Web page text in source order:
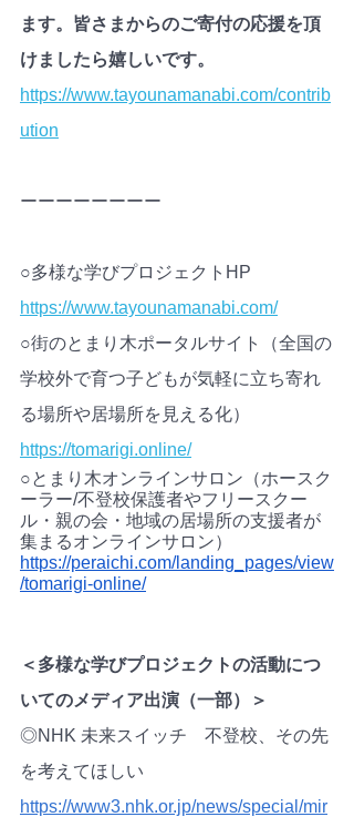
ます。皆さまからのご寄付の応援を頂
けましたら嬉しいです。
https://www.tayounamanabi.com/contrib
ution
ーーーーーーーー
○多様な学びプロジェクトHP
https://www.tayounamanabi.com/
○街のとまり木ポータルサイト（全国の
学校外で育つ子どもが気軽に立ち寄れ
る場所や居場所を見える化）
https://tomarigi.online/
○とまり木オンラインサロン（ホースク
ーラー/不登校保護者やフリースクー
ル・親の会・地域の居場所の支援者が
集まるオンラインサロン）
https://peraichi.com/landing_pages/view
/tomarigi-online/
＜多様な学びプロジェクトの活動につ
いてのメディア出演（一部）＞
◎NHK 未来スイッチ　不登校、その先
を考えてほしい
https://www3.nhk.or.jp/news/special/mir